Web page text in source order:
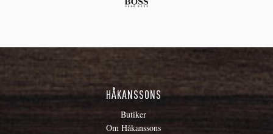
HÅKANSSONS
Butiker
Om Håkanssons